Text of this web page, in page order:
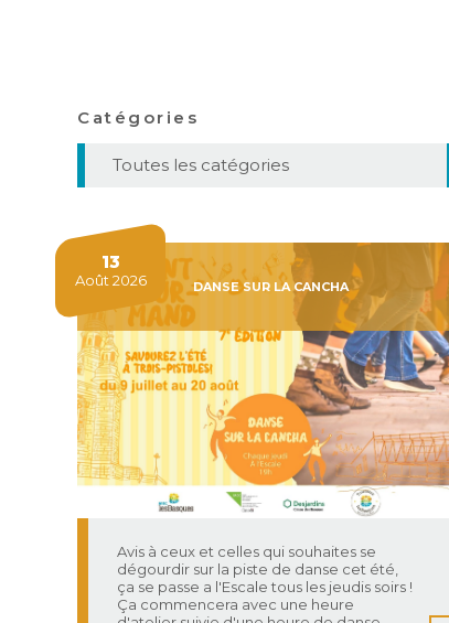
Catégories
Toutes les catégories
événements
DANSE SUR LA CANCHA
13
Août 2026
Avis à ceux et celles qui souhaites se
dégourdir sur la piste de danse cet été,
ça se passe a l'Escale tous les jeudis soirs !
Ça commencera avec une heure